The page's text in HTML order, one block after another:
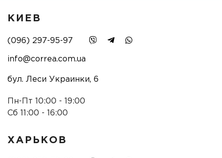
КИЕВ
(096) 297-95-97
info@correa.com.ua
бул. Леси Украинки, 6
Пн-Пт 10:00 - 19:00
Сб 11:00 - 16:00
ХАРЬКОВ